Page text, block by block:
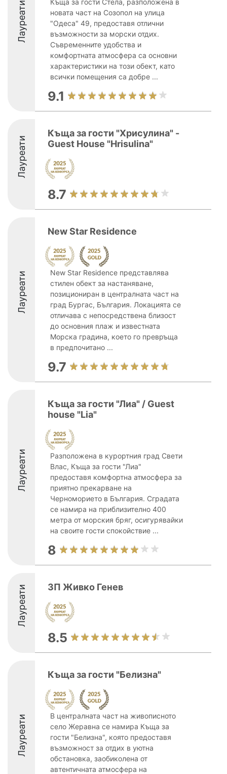
Лауреати
Къща за гости Стела, разположена в
новата част на Созопол на улица
"Одеса" 49, предоставя отлични
възможности за морски отдих.
Съвременните удобства и
комфортната атмосфера са основни
характеристики на този обект, като
всички помещения са добре ...
9.1
Лауреати
Къща за гости "Хрисулина" -
Guest House "Hrisulina"
8.7
Лауреати
New Star Residence
New Star Residence представлява
стилен обект за настаняване,
позициониран в централната част на
град Бургас, България. Локацията се
отличава с непосредствена близост
до основния плаж и известната
Морска градина, което го превръща
в предпочитано ...
9.7
Лауреати
Къща за гости "Лиа" / Guest
house "Lia"
Разположена в курортния град Свети
Влас, Къща за гости "Лиа"
предоставя комфортна атмосфера за
приятно прекарване на
Черноморието в България. Сградата
се намира на приблизително 400
метра от морския бряг, осигурявайки
на своите гости спокойствие ...
8
Лауреати ЗП Живко Генев
8.5
Лауреати
Къща за гости "Белизна"
В централната част на живописното
село Жеравна се намира Къща за
гости "Белизна", която предоставя
възможност за отдих в уютна
обстановка, заобиколена от
автентичната атмосфера на